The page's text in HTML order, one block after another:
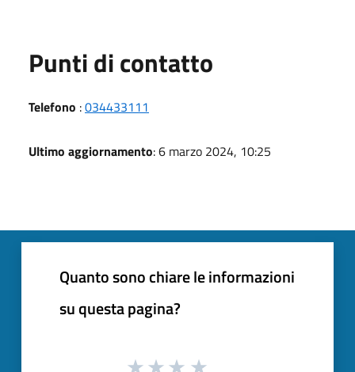
Punti di contatto
Telefono :034433111
Ultimo aggiornamento: 6 marzo 2024, 10:25
Quanto sono chiare le informazioni
su questa pagina?